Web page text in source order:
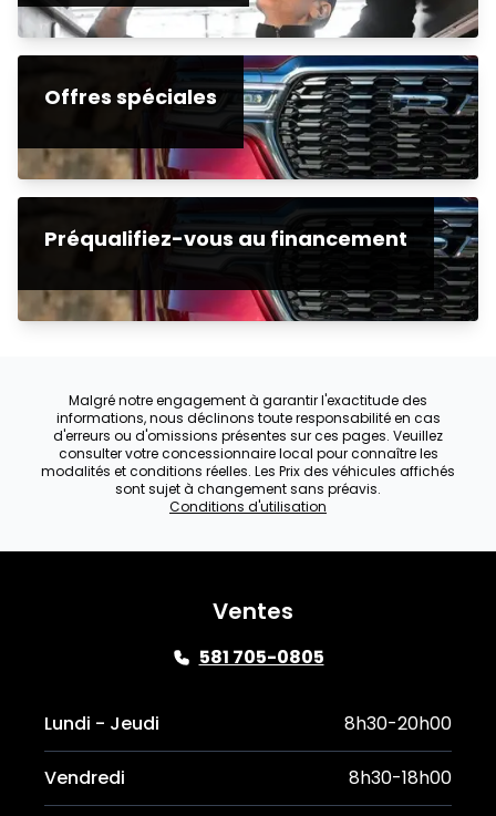
Offres spéciales
Préqualifiez-vous au financement
Malgré notre engagement à garantir l'exactitude des
informations, nous déclinons toute responsabilité en cas
d'erreurs ou d'omissions présentes sur ces pages. Veuillez
consulter votre concessionnaire local pour connaître les
modalités et conditions réelles. Les Prix des véhicules affichés
sont sujet à changement sans préavis.
Conditions d'utilisation
Ventes
581 705-0805
Lundi - Jeudi 8h30-20h00
Vendredi 8h30-18h00